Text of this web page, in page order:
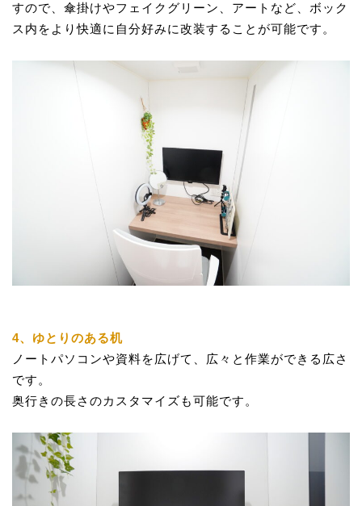
すので、傘掛けやフェイクグリーン、アートなど、ボック
ス内をより快適に自分好みに改装することが可能です。
4、ゆとりのある机
ノートパソコンや資料を広げて、広々と作業ができる広さ
です。
奥行きの長さのカスタマイズも可能です。